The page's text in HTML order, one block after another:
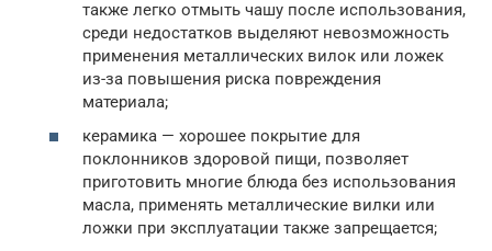
также легко отмыть чашу после использования,
среди недостатков выделяют невозможность
применения металлических вилок или ложек
из-за повышения риска повреждения
материала;
керамика — хорошее покрытие для
поклонников здоровой пищи, позволяет
приготовить многие блюда без использования
масла, применять металлические вилки или
ложки при эксплуатации также запрещается;